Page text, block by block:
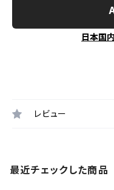
日本国
レビュー
最近チェックした商品